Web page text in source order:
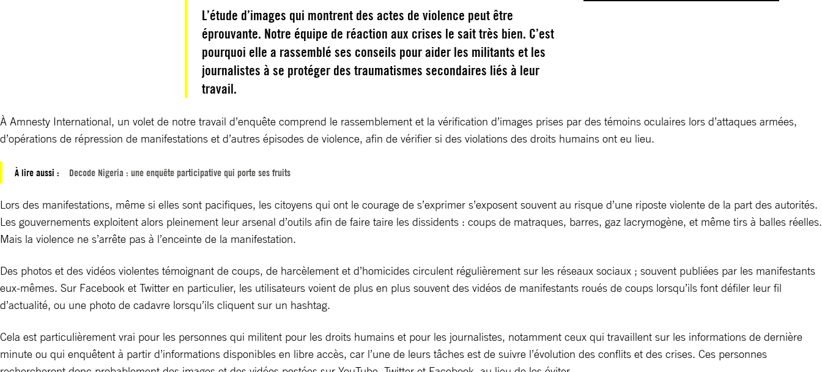
L’étude d’images qui montrent des actes de violence peut être
éprouvante. Notre équipe de réaction aux crises le sait très bien. C’est
pourquoi elle a rassemblé ses conseils pour aider les militants et les
journalistes à se protéger des traumatismes secondaires liés à leur
travail.
À Amnesty International, un volet de notre travail d’enquête comprend le rassemblement et la vérification d’images prises par des témoins oculaires lors d’attaques armées,
d’opérations de répression de manifestations et d’autres épisodes de violence, afin de vérifier si des violations des droits humains ont eu lieu.
À lire aussi : Decode Nigeria : une enquête participative qui porte ses fruits
Lors des manifestations, même si elles sont pacifiques, les citoyens qui ont le courage de s’exprimer s’exposent souvent au risque d’une riposte violente de la part des autorités.
Les gouvernements exploitent alors pleinement leur arsenal d’outils afin de faire taire les dissidents : coups de matraques, barres, gaz lacrymogène, et même tirs à balles réelles.
Mais la violence ne s’arrête pas à l’enceinte de la manifestation.
Des photos et des vidéos violentes témoignant de coups, de harcèlement et d’homicides circulent régulièrement sur les réseaux sociaux ; souvent publiées par les manifestants
eux-mêmes. Sur Facebook et Twitter en particulier, les utilisateurs voient de plus en plus souvent des vidéos de manifestants roués de coups lorsqu’ils font défiler leur fil
d’actualité, ou une photo de cadavre lorsqu’ils cliquent sur un hashtag.
Cela est particulièrement vrai pour les personnes qui militent pour les droits humains et pour les journalistes, notamment ceux qui travaillent sur les informations de dernière
minute ou qui enquêtent à partir d’informations disponibles en libre accès, car l’une de leurs tâches est de suivre l’évolution des conflits et des crises. Ces personnes